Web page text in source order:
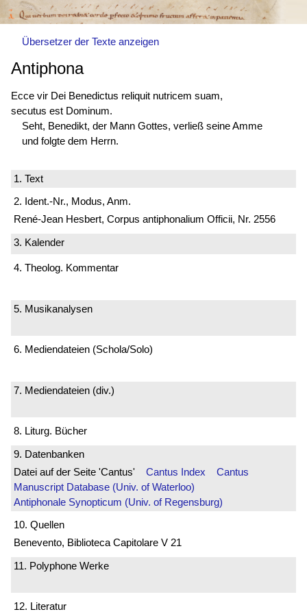
Übersetzer der Texte anzeigen
Antiphona
Ecce vir Dei Benedictus reliquit nutricem suam,
secutus est Dominum.
Seht, Benedikt, der Mann Gottes, verließ seine Amme
und folgte dem Herrn.
1. Text
2. Ident.-Nr., Modus, Anm.
René-Jean Hesbert, Corpus antiphonalium Officii, Nr. 2556
3. Kalender
4. Theolog. Kommentar
5. Musikanalysen
6. Mediendateien (Schola/Solo)
7. Mediendateien (div.)
8. Liturg. Bücher
9. Datenbanken
Datei auf der Seite 'Cantus' Cantus Index
Cantus
Manuscript Database (Univ. of Waterloo)
Antiphonale Synopticum (Univ. of Regensburg)
10. Quellen
Benevento, Biblioteca Capitolare V 21
11. Polyphone Werke
12. Literatur